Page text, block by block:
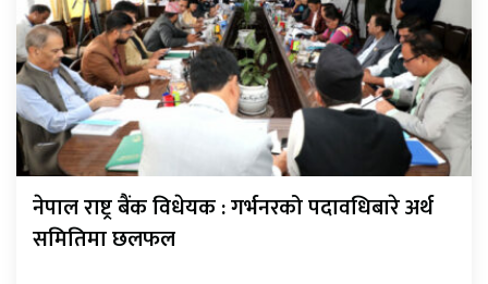
नेपाल राष्ट्र बैंक विधेयक : गर्भनरको पदावधिबारे अर्थ
समितिमा छलफल